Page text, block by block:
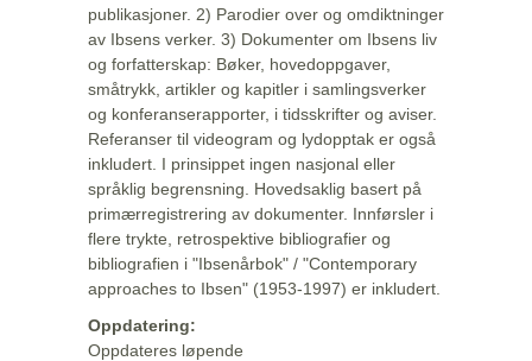
publikasjoner. 2) Parodier over og omdiktninger
av Ibsens verker. 3) Dokumenter om Ibsens liv
og forfatterskap: Bøker, hovedoppgaver,
småtrykk, artikler og kapitler i samlingsverker
og konferanserapporter, i tidsskrifter og aviser.
Referanser til videogram og lydopptak er også
inkludert. I prinsippet ingen nasjonal eller
språklig begrensning. Hovedsaklig basert på
primærregistrering av dokumenter. Innførsler i
flere trykte, retrospektive bibliografier og
bibliografien i "Ibsenårbok" / "Contemporary
approaches to Ibsen" (1953-1997) er inkludert.
Oppdatering:
Oppdateres løpende